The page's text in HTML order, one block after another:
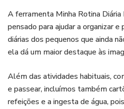
A ferramenta Minha Rotina Diária
pensado para ajudar a organizar
diárias dos pequenos que ainda
ela dá um maior destaque às
Além das atividades habituais,
e passear, incluímos também
refeições e a ingesta de água,